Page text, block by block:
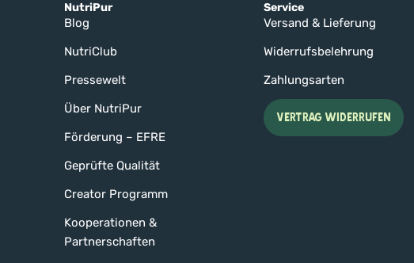
NutriPur
Blog
NutriClub
Pressewelt
Über NutriPur
Förderung – EFRE
Geprüfte Qualität
Creator Programm
Kooperationen &
Partnerschaften
Service
Versand & Lieferung
Widerrufsbelehrung
Zahlungsarten
VERTRAG WIDERRUFEN